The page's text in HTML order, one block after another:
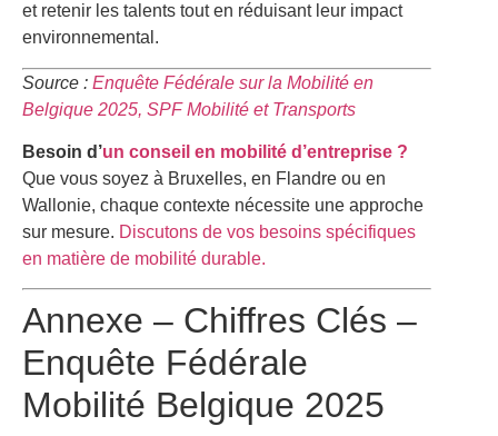
et retenir les talents tout en réduisant leur impact
environnemental.
Source : Enquête Fédérale sur la Mobilité en
Belgique 2025, SPF Mobilité et Transports
Besoin d’un conseil en mobilité d’entreprise ?
Que vous soyez à Bruxelles, en Flandre ou en
Wallonie, chaque contexte nécessite une approche
sur mesure. Discutons de vos besoins spécifiques
en matière de mobilité durable.
Annexe – Chiffres Clés –
Enquête Fédérale
Mobilité Belgique 2025